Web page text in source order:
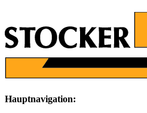
Hauptnavigation: